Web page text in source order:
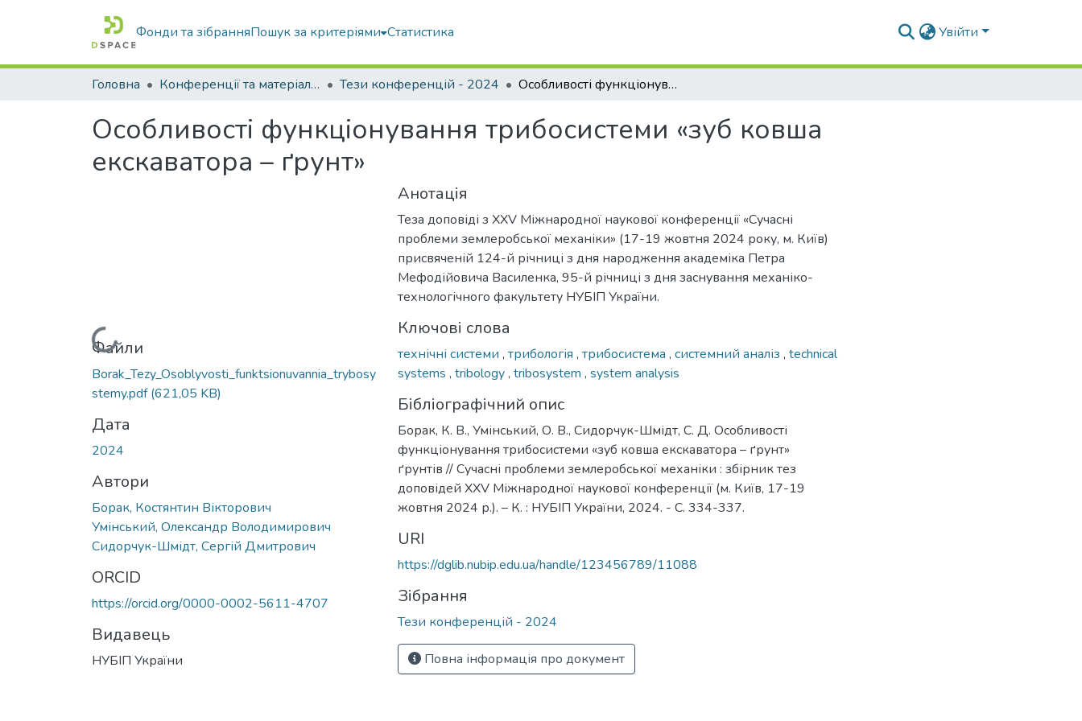
Фонди та зібранняПошук за критеріями Статистика Увійти
Головна Конференції та матеріали конференцій Тези конференцій - 2024 Особливості функціонування трибосистеми «зуб ковша екскаватора – ґрунт»
Особливості функціонування трибосистеми «зуб ковша
екскаватора – ґрунт»
Вантажиться...
Файли
Borak_Tezy_Osoblyvosti_funktsionuvannia_trybosy
stemy.pdf(621,05 KB)
Дата
2024
Автори
Борак, Костянтин Вікторович
Умінський, Олександр Володимирович
Сидорчук-Шмідт, Сергій Дмитрович
ORCID
https://orcid.org/0000-0002-5611-4707
Видавець
НУБІП України
Анотація
Теза доповіді з XXV Міжнародної наукової конференції «Сучасні
проблеми землеробської механіки» (17-19 жовтня 2024 року, м. Київ)
присвяченій 124-й річниці з дня народження академіка Петра
Мефодійовича Василенка, 95-й річниці з дня заснування механіко-
технологічного факультету НУБІП України.
Ключові слова
технічні системи , трибологія , трибосистема , системний аналіз , technical
systems , tribology, tribosystem , system analysis
Бібліографічний опис
Борак, К. В., Умінський, О. В., Сидорчук-Шмідт, С. Д. Особливості
функціонування трибосистеми «зуб ковша екскаватора – ґрунт»
ґрунтів // Сучасні проблеми землеробської механіки : збірник тез
доповідей XXV Міжнародної наукової конференції (м. Київ, 17-19
жовтня 2024 р.). – К. : НУБІП України, 2024. - С. 334-337.
URI
https://dglib.nubip.edu.ua/handle/123456789/11088
Зібрання
Тези конференцій - 2024
Повна інформація про документ